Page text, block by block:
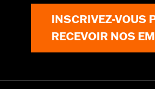
INSCRIVEZ-VOUS
RECEVOIR NOS